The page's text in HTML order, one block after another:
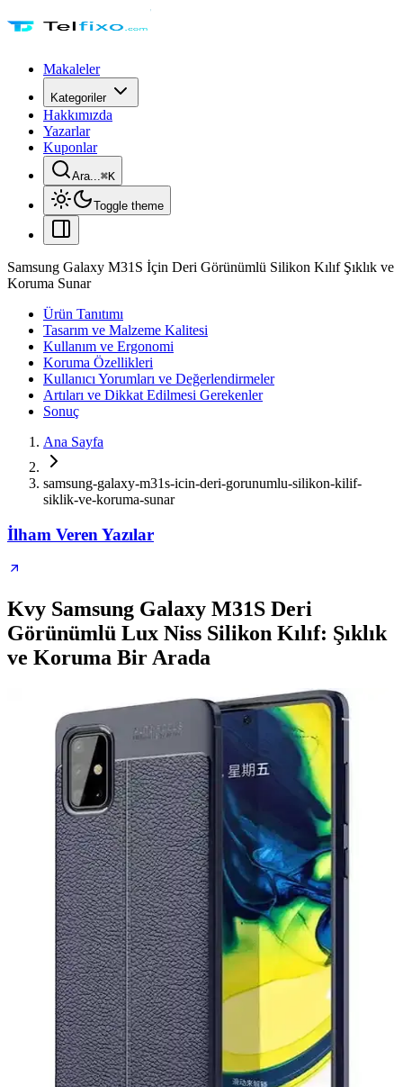
Makaleler
Kategoriler
Hakkımızda
Yazarlar
Kuponlar
Ara...⌘K
Toggle theme
Samsung Galaxy M31S İçin Deri Görünümlü Silikon Kılıf Şıklık ve
Koruma Sunar
Ürün Tanıtımı
Tasarım ve Malzeme Kalitesi
Kullanım ve Ergonomi
Koruma Özellikleri
Kullanıcı Yorumları ve Değerlendirmeler
Artıları ve Dikkat Edilmesi Gerekenler
Sonuç
Ana Sayfa
samsung-galaxy-m31s-icin-deri-gorunumlu-silikon-kilif-
siklik-ve-koruma-sunar
İlham Veren Yazılar
Kvy Samsung Galaxy M31S Deri
Görünümlü Lux Niss Silikon Kılıf: Şıklık
ve Koruma Bir Arada